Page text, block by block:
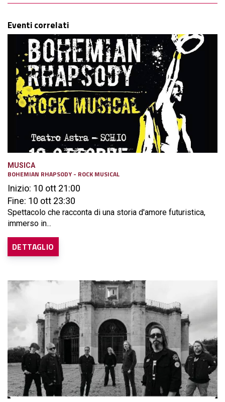
Eventi correlati
MUSICA
BOHEMIAN RHAPSODY - ROCK MUSICAL
Inizio: 10 ott 21:00
Fine: 10 ott 23:30
Spettacolo che racconta di una storia d'amore futuristica,
immerso in...
DETTAGLIO